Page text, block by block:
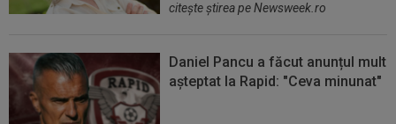
citeşte ştirea pe Newsweek.ro
Daniel Pancu a făcut anunțul mult
așteptat la Rapid: "Ceva minunat"